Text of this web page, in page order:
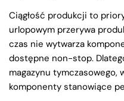
Ciągłość produkcji to
urlopowym przerywa
czas nie wytwarza
dostępne non-stop.
magazynu tymczasowego,
komponenty stanowiące